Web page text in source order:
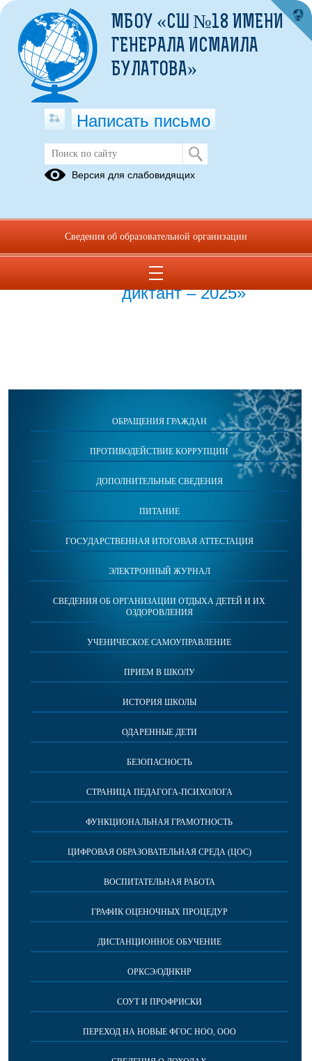
Публикации за 22.11.2025
просветительская
акция «Военно-
патриотический
диктант – 2025»
ОБРАЩЕНИЯ ГРАЖДАН
ПРОТИВОДЕЙСТВИЕ КОРРУПЦИИ
ДОПОЛНИТЕЛЬНЫЕ СВЕДЕНИЯ
ПИТАНИЕ
ГОСУДАРСТВЕННАЯ ИТОГОВАЯ АТТЕСТАЦИЯ
ЭЛЕКТРОННЫЙ ЖУРНАЛ
СВЕДЕНИЯ ОБ ОРГАНИЗАЦИИ ОТДЫХА ДЕТЕЙ И ИХ
ОЗДОРОВЛЕНИЯ
УЧЕНИЧЕСКОЕ САМОУПРАВЛЕНИЕ
ПРИЕМ В ШКОЛУ
ИСТОРИЯ ШКОЛЫ
ОДАРЕННЫЕ ДЕТИ
БЕЗОПАСНОСТЬ
СТРАНИЦА ПЕДАГОГА-ПСИХОЛОГА
ФУНКЦИОНАЛЬНАЯ ГРАМОТНОСТЬ
ЦИФРОВАЯ ОБРАЗОВАТЕЛЬНАЯ СРЕДА (ЦОС)
ВОСПИТАТЕЛЬНАЯ РАБОТА
ГРАФИК ОЦЕНОЧНЫХ ПРОЦЕДУР
ДИСТАНЦИОННОЕ ОБУЧЕНИЕ
ОРКСЭ/ОДНКНР
СОУТ И ПРОФРИСКИ
ПЕРЕХОД НА НОВЫЕ ФГОС НОО, ООО
МБОУ «СШ №18 ИМЕНИ
ГЕНЕРАЛА ИСМАИЛА
БУЛАТОВА»
Написать письмо
Версия для слабовидящих
Сведения об образовательной организации